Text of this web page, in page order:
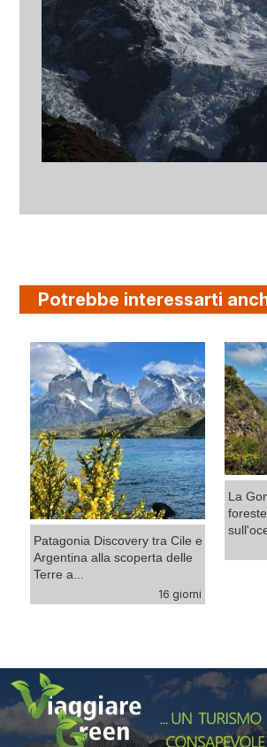
Potrebbe interessarti
Patagonia Discovery tra Cile e
Argentina alla scoperta delle
Terre a...
16 giorni
La